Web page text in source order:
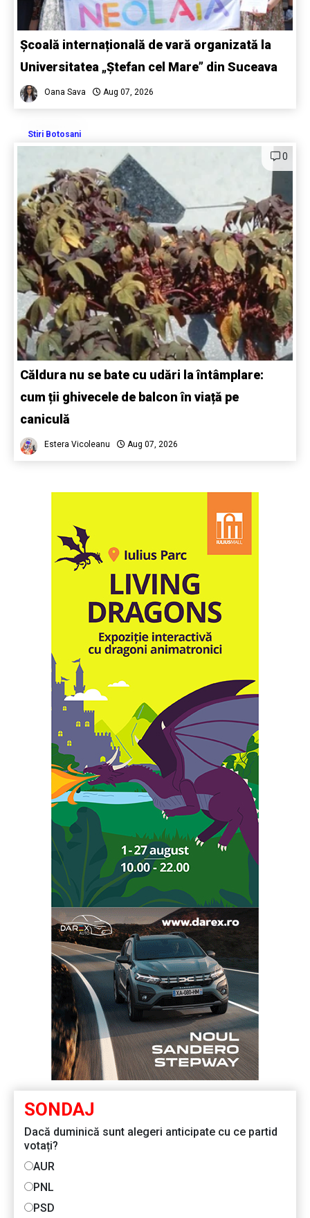
Școală internațională de vară organizată la
Universitatea „Ștefan cel Mare” din Suceava
Oana Sava Aug 07, 2026
Stiri Botosani
0
Căldura nu se bate cu udări la întâmplare:
cum ții ghivecele de balcon în viață pe
caniculă
Estera Vicoleanu Aug 07, 2026
SONDAJ
Dacă duminică sunt alegeri anticipate cu ce partid
votați?
AUR
PNL
PSD